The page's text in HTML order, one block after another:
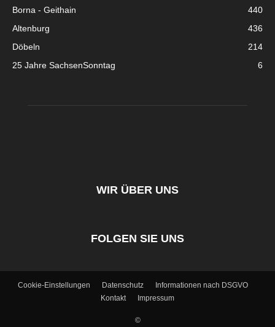
Borna - Geithain
440
Altenburg
436
Döbeln
214
25 Jahre SachsenSonntag
6
WIR ÜBER UNS
FOLGEN SIE UNS
Cookie-Einstellungen Datenschutz
Informationen nach DSGVO
Kontakt
Impressum
©